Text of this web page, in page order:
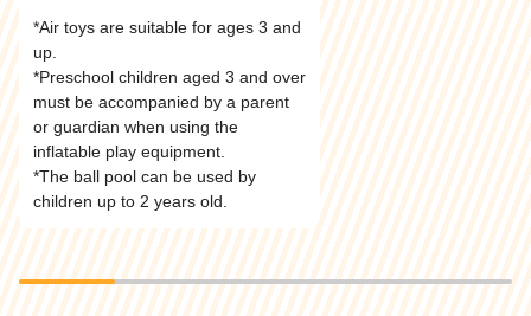
*Air toys are suitable for ages 3 and
up.
*Preschool children aged 3 and over
must be accompanied by a parent
or guardian when using the
inflatable play equipment.
*The ball pool can be used by
children up to 2 years old.